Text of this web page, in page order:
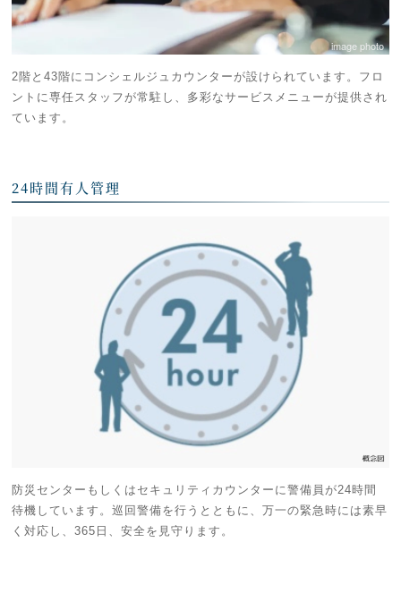
image photo
2階と43階にコンシェルジュカウンターが設けられています。フロ
ントに専任スタッフが常駐し、多彩なサービスメニューが提供され
ています。
24時間有人管理
防災センターもしくはセキュリティカウンターに警備員が24時間
待機しています。巡回警備を行うとともに、万一の緊急時には素早
く対応し、365日、安全を見守ります。